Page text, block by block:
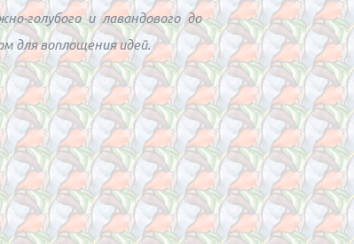
голубого и лавандового до
для воплощения идей.